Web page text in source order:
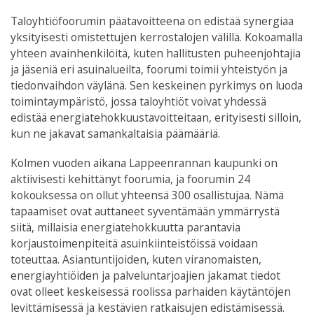
Taloyhtiöfoorumin päätavoitteena on edistää synergiaa
yksityisesti omistettujen kerrostalojen välillä. Kokoamalla
yhteen avainhenkilöitä, kuten hallitusten puheenjohtajia
ja jäseniä eri asuinalueilta, foorumi toimii yhteistyön ja
tiedonvaihdon väylänä. Sen keskeinen pyrkimys on luoda
toimintaympäristö, jossa taloyhtiöt voivat yhdessä
edistää energiatehokkuustavoitteitaan, erityisesti silloin,
kun ne jakavat samankaltaisia päämääriä.
Kolmen vuoden aikana Lappeenrannan kaupunki on
aktiivisesti kehittänyt foorumia, ja foorumin 24
kokouksessa on ollut yhteensä 300 osallistujaa. Nämä
tapaamiset ovat auttaneet syventämään ymmärrystä
siitä, millaisia energiatehokkuutta parantavia
korjaustoimenpiteitä asuinkiinteistöissä voidaan
toteuttaa. Asiantuntijoiden, kuten viranomaisten,
energiayhtiöiden ja palveluntarjoajien jakamat tiedot
ovat olleet keskeisessä roolissa parhaiden käytäntöjen
levittämisessä ja kestävien ratkaisujen edistämisessä.